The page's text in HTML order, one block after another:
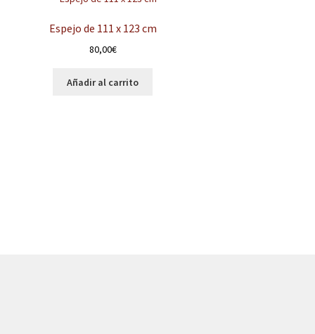
Espejo de 111 x 123 cm
80,00€
Añadir al carrito